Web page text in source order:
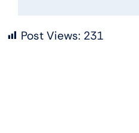
Post Views: 231